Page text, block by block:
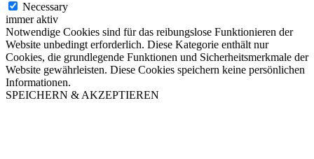
Necessary
immer aktiv
Notwendige Cookies sind für das reibungslose Funktionieren der
Website unbedingt erforderlich. Diese Kategorie enthält nur
Cookies, die grundlegende Funktionen und Sicherheitsmerkmale der
Website gewährleisten. Diese Cookies speichern keine persönlichen
Informationen.
SPEICHERN & AKZEPTIEREN